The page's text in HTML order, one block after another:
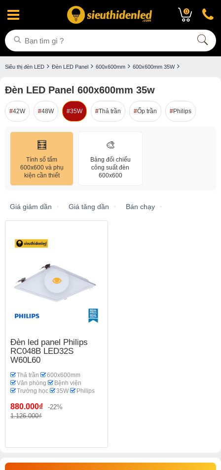
0
Siêu thị đèn LED Đèn LED Panel 600x600mm 600x600mm 35W
Đèn LED Panel 600x600mm 35w
42W 48W 35W Thả trần Ốp trần Philips
🧮
Tính số tấm
600x600 và phụ
kiện cần thiết
🎨
Bảng đối chiếu
công suất đèn
600x600
Giá giảm dần Giá tăng dần Bán chạy
Đèn led panel Philips
RC048B LED32S
W60L60
Thả trần
600x600mm
Văn phòng
Bệnh viện
Trường học
35W Philips
880.000₫
-22%
1.126.000₫